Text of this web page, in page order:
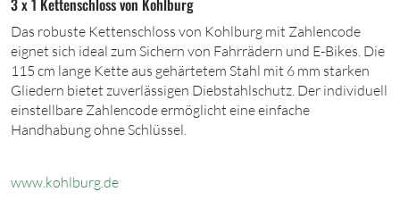
3 x 1 Kettenschloss von Kohlburg
Das robuste Kettenschloss von Kohlburg mit Zahlencode
eignet sich ideal zum Sichern von Fahrrädern und E-Bikes. Die
115 cm lange Kette aus gehärtetem Stahl mit 6 mm starken
Gliedern bietet zuverlässigen Diebstahlschutz. Der individuell
einstellbare Zahlencode ermöglicht eine einfache
Handhabung ohne Schlüssel.
www.kohlburg.de